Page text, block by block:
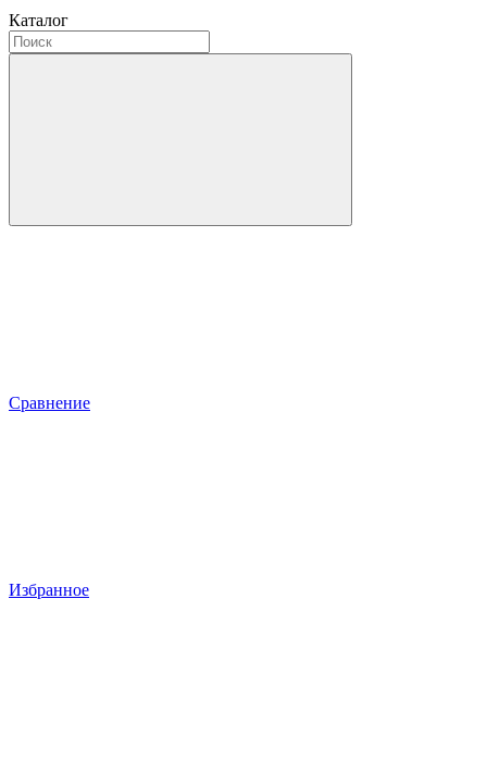
Каталог
Сравнение
Избранное